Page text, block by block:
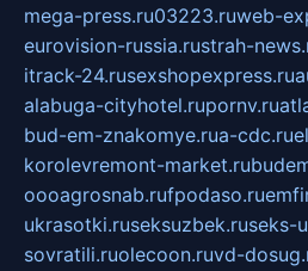
mega-press.ru03223.ruweb-
eurovision-russia.rustrah-
itrack-24.rusexshopexpress.ru
alabuga-cityhotel.rupornv.ru
bud-em-znakomye.rua-cdc.ru
korolevremont-market.ru
oooagrosnab.rufpodaso.ru
ukrasotki.ruseksuzbek.ruseks-
sovratili.ruolecoon.ruvd-